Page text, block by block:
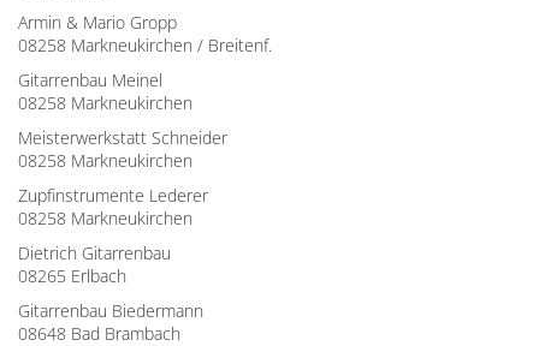
Armin & Mario Gropp
08258 Markneukirchen / Breitenf.
Gitarrenbau Meinel
08258 Markneukirchen
Meisterwerkstatt Schneider
08258 Markneukirchen
Zupfinstrumente Lederer
08258 Markneukirchen
Dietrich Gitarrenbau
08265 Erlbach
Gitarrenbau Biedermann
08648 Bad Brambach